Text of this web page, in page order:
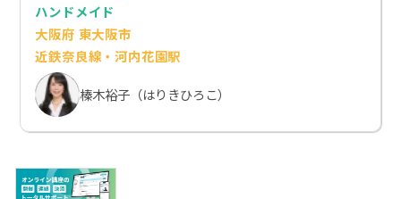
ハンドメイド
大阪府 東大阪市
近鉄奈良線・河内花園駅
榛木裕子（はりきひろこ）